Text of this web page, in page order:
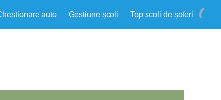
auto Gestiune școli Top școli de șoferi